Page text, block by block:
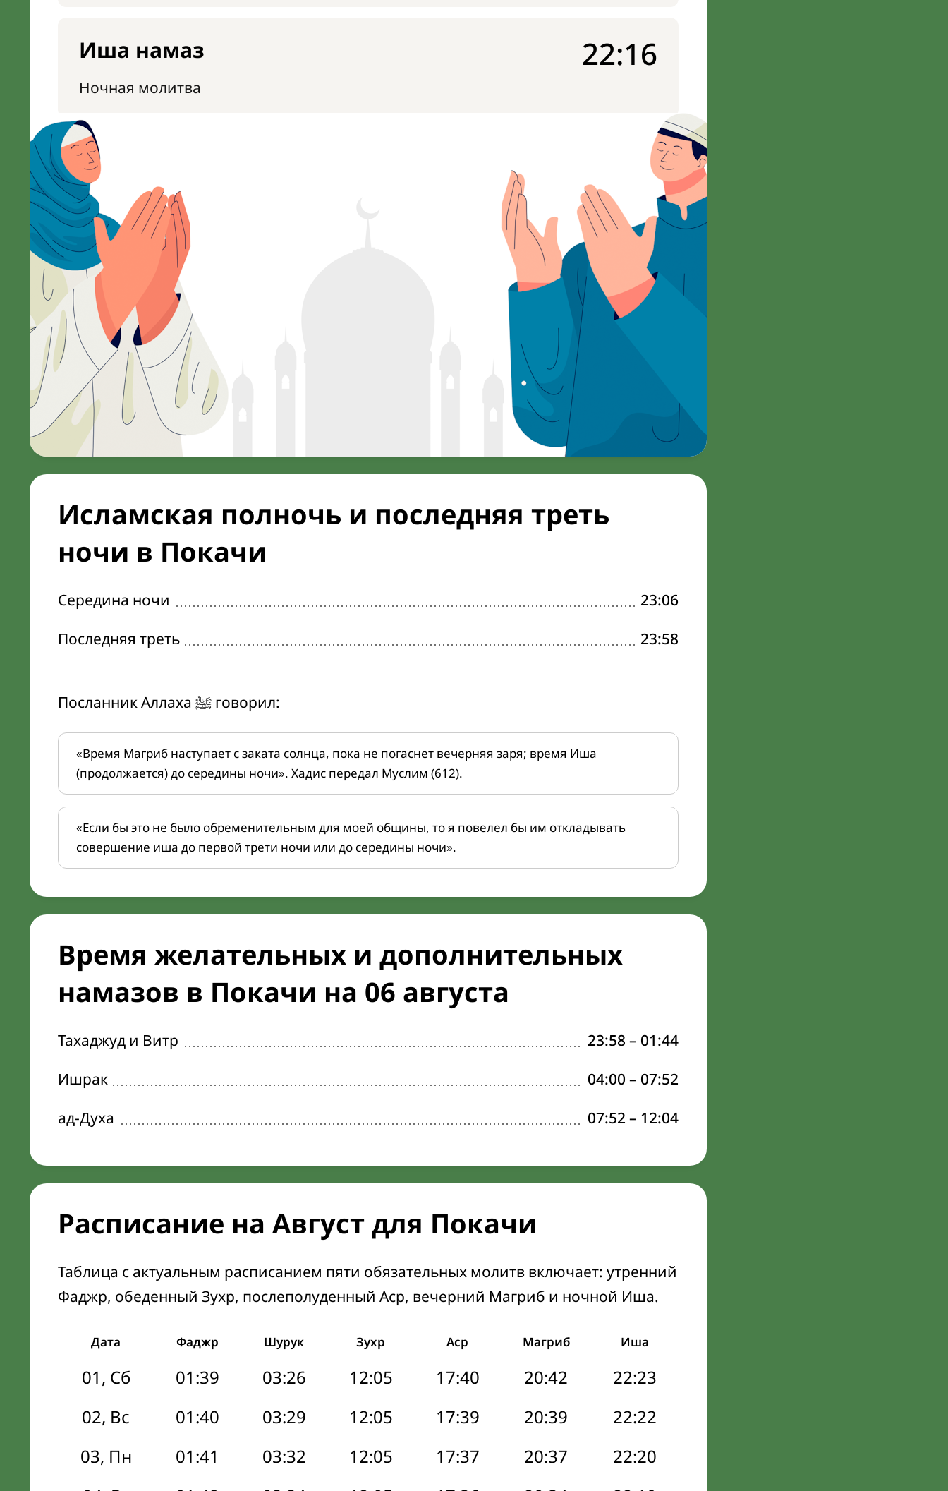
Иша намаз
Ночная молитва
22:16
Исламская полночь и последняя треть
ночи в Покачи
Середина ночи
23:06
Последняя треть
23:58
Посланник Аллаха ﷺ говорил:
«Время Магриб наступает с заката солнца, пока не погаснет вечерняя заря; время Иша
(продолжается) до середины ночи». Хадис передал Муслим (612).
«Если бы это не было обременительным для моей общины, то я повелел бы им откладывать
совершение иша до первой трети ночи или до середины ночи».
Время желательных и дополнительных
намазов в Покачи на 06 августа
Тахаджуд и Витр 23:58 – 01:44
Ишрак
04:00 – 07:52
ад-Духа
07:52 – 12:04
Расписание на Август для Покачи
Таблица с актуальным расписанием пяти обязательных молитв включает: утренний
Фаджр, обеденный Зухр, послеполуденный Аср, вечерний Магриб и ночной Иша.
Дата Фаджр Шурук Зухр Аср Магриб Иша
01, Сб 01:39 03:26 12:05 17:40 20:42
22:23
02, Вс
01:40 03:29 12:05 17:39 20:39
22:22
03, Пн
01:41 03:32 12:05 17:37 20:37
22:20